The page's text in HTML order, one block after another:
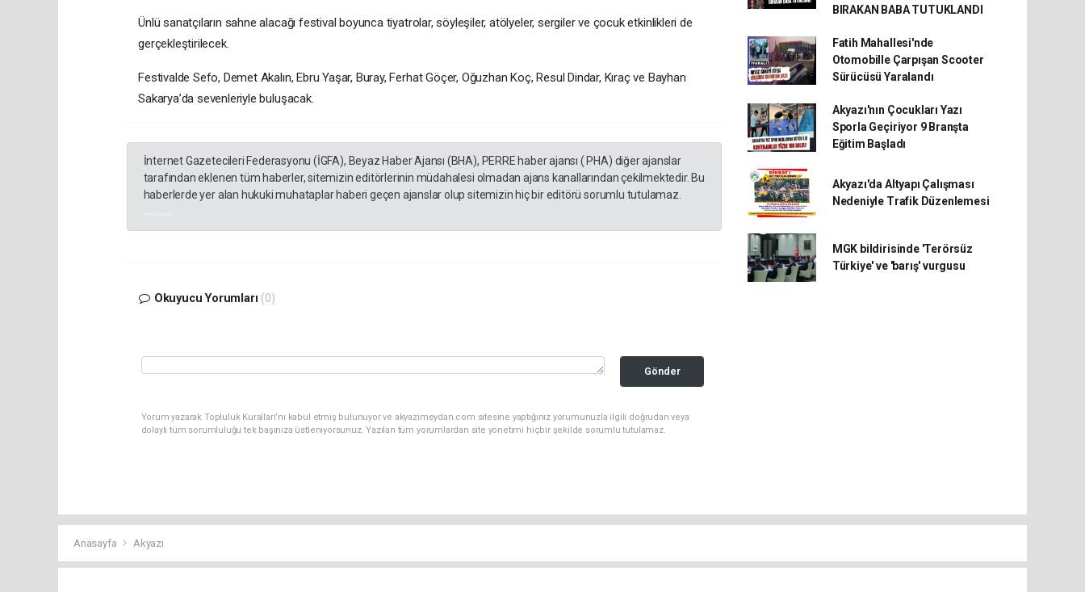
Ünlü sanatçıların sahne alacağı festival boyunca tiyatrolar, söyleşiler, atölyeler, sergiler ve çocuk etkinlikleri de
gerçekleştirilecek.
Festivalde Sefo, Demet Akalın, Ebru Yaşar, Buray, Ferhat Göçer, Oğuzhan Koç, Resul Dindar, Kıraç ve Bayhan
Sakarya’da sevenleriyle buluşacak.
İnternet Gazetecileri Federasyonu (İGFA), Beyaz Haber Ajansı (BHA), PERRE haber ajansı ( PHA) diğer ajanslar
tarafından eklenen tüm haberler, sitemizin editörlerinin müdahalesi olmadan ajans kanallarından çekilmektedir. Bu
haberlerde yer alan hukuki muhataplar haberi geçen ajanslar olup sitemizin hiç bir editörü sorumlu tutulamaz.
Okuyucu Yorumları (0)
Gönder
Yorum yazarak Topluluk Kuralları’nı kabul etmiş bulunuyor ve akyazimeydan.com sitesine yaptığınız yorumunuzla ilgili doğrudan veya
dolaylı tüm sorumluluğu tek başınıza üstleniyorsunuz. Yazılan tüm yorumlardan site yönetimi hiçbir şekilde sorumlu tutulamaz.
BIRAKAN BABA TUTUKLANDI
Fatih Mahallesi'nde
Otomobille Çarpışan Scooter
Sürücüsü Yaralandı
Akyazı'nın Çocukları Yazı
Sporla Geçiriyor 9 Branşta
Eğitim Başladı
Akyazı'da Altyapı Çalışması
Nedeniyle Trafik Düzenlemesi
MGK bildirisinde 'Terörsüz
Türkiye' ve 'barış' vurgusu
Anasayfa Akyazı